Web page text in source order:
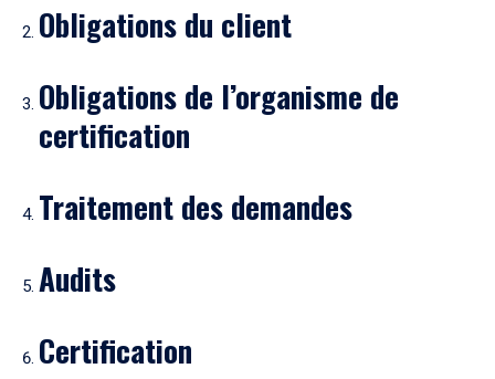
Obligations du client
Obligations de l’organisme de
certification
Traitement des demandes
Audits
Certification